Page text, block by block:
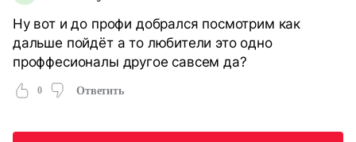
Ну вот и до профи добрался посмотрим как
дальше пойдёт а то любители это одно
проффесионалы другое савсем да?
0 Ответить